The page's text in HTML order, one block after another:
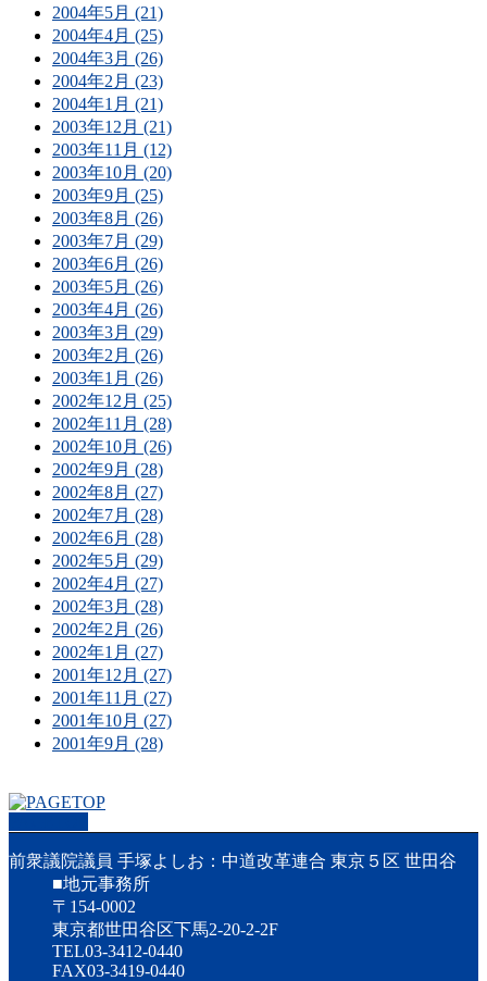
2004年5月 (21)
2004年4月 (25)
2004年3月 (26)
2004年2月 (23)
2004年1月 (21)
2003年12月 (21)
2003年11月 (12)
2003年10月 (20)
2003年9月 (25)
2003年8月 (26)
2003年7月 (29)
2003年6月 (26)
2003年5月 (26)
2003年4月 (26)
2003年3月 (29)
2003年2月 (26)
2003年1月 (26)
2002年12月 (25)
2002年11月 (28)
2002年10月 (26)
2002年9月 (28)
2002年8月 (27)
2002年7月 (28)
2002年6月 (28)
2002年5月 (29)
2002年4月 (27)
2002年3月 (28)
2002年2月 (26)
2002年1月 (27)
2001年12月 (27)
2001年11月 (27)
2001年10月 (27)
2001年9月 (28)
前衆議院議員 手塚よしお：中道改革連合 東京５区 世田谷
■地元事務所
〒154-0002
東京都世田谷区下馬2-20-2-2F
TEL03-3412-0440
FAX03-3419-0440